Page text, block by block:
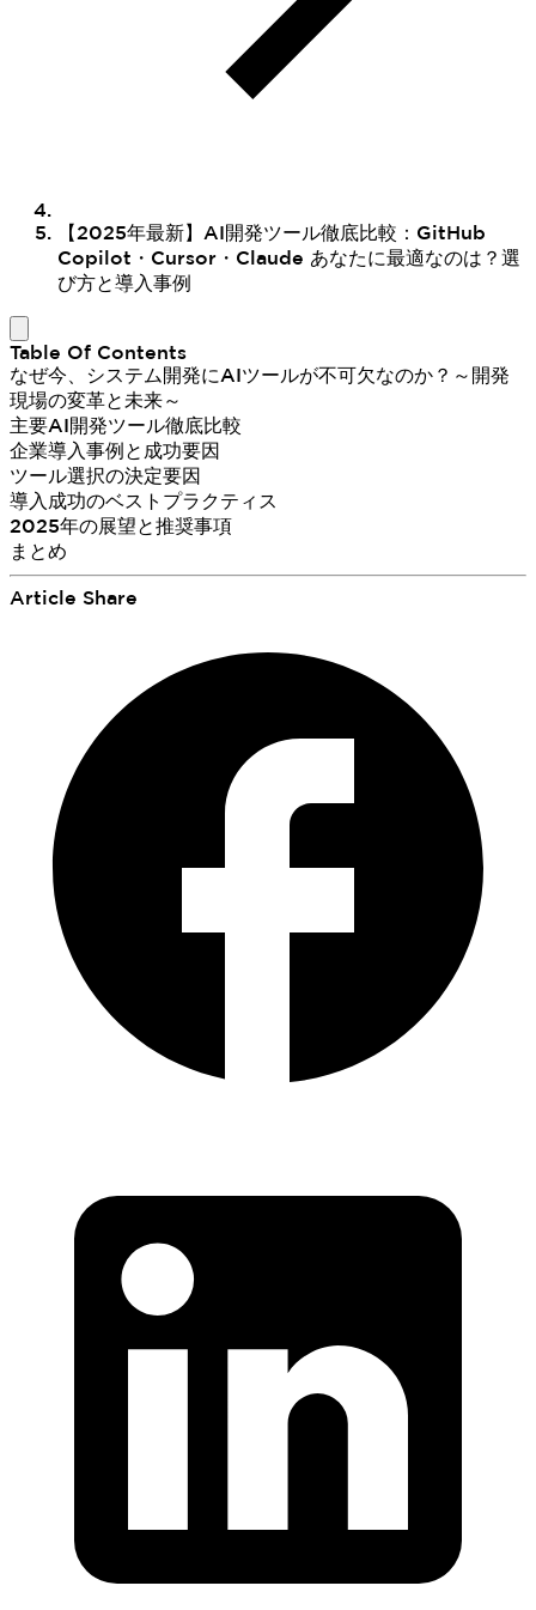
【2025年最新】AI開発ツール徹底比較：GitHub
Copilot・Cursor・Claude あなたに最適なのは？選
び方と導入事例
Table Of Contents
なぜ今、システム開発にAIツールが不可欠なのか？～開発
現場の変革と未来～
主要AI開発ツール徹底比較
企業導入事例と成功要因
ツール選択の決定要因
導入成功のベストプラクティス
2025年の展望と推奨事項
まとめ
Article Share